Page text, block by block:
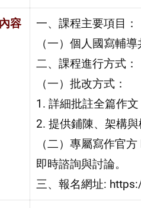
容
一、課程主要項目：
（一）個人國寫輔
二、課程進行方式：
（一）批改方式：
1. 詳細批註全篇作文
2. 提供鋪陳、架構與
（二）專屬寫作官
即時諮詢與討論。
三、報名網址: